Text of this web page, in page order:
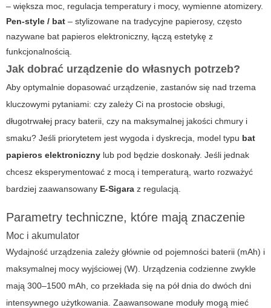
– większa moc, regulacja temperatury i mocy, wymienne atomizery.
Pen-style / bat – stylizowane na tradycyjne papierosy, często
nazywane bat papieros elektroniczny, łączą estetykę z
funkcjonalnością.
Jak dobrać urządzenie do własnych potrzeb?
Aby optymalnie dopasować urządzenie, zastanów się nad trzema
kluczowymi pytaniami: czy zależy Ci na prostocie obsługi,
długotrwałej pracy baterii, czy na maksymalnej jakości chmury i
smaku? Jeśli priorytetem jest wygoda i dyskrecja, model typu bat
papieros elektroniczny lub pod będzie doskonały. Jeśli jednak
chcesz eksperymentować z mocą i temperaturą, warto rozważyć
bardziej zaawansowany E-Sigara z regulacją.
Parametry techniczne, które mają znaczenie
Moc i akumulator
Wydajność urządzenia zależy głównie od pojemności baterii (mAh) i
maksymalnej mocy wyjściowej (W). Urządzenia codzienne zwykle
mają 300–1500 mAh, co przekłada się na pół dnia do dwóch dni
intensywnego użytkowania. Zaawansowane moduły mogą mieć